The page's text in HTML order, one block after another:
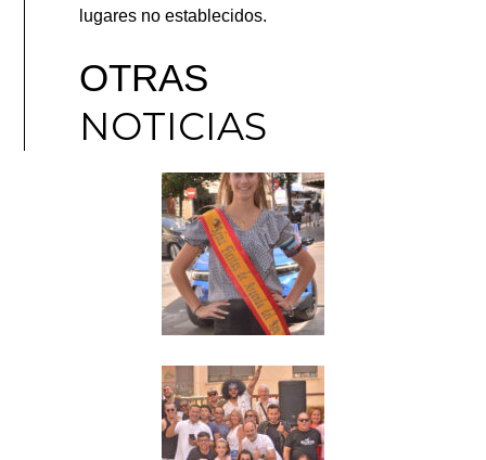
lugares no establecidos.
OTRAS
NOTICIAS